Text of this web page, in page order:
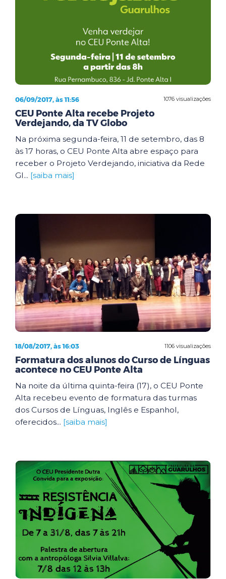
1076 visualizações
06/09/2017, às 11:56
CEU Ponte Alta recebe Projeto
Verdejando, da TV Globo
Na próxima segunda-feira, 11 de setembro, das 8
às 17 horas, o CEU Ponte Alta abre espaço para
receber o Projeto Verdejando, iniciativa da Rede
Gl... [saiba mais]
1106 visualizações
18/08/2017, às 16:03
Formatura dos alunos do Curso de Línguas
acontece no CEU Ponte Alta
Na noite da última quinta-feira (17), o CEU Ponte
Alta recebeu evento de formatura das turmas
dos Cursos de Línguas, Inglês e Espanhol,
oferecidos... [saiba mais]